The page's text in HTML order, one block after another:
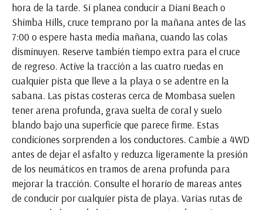
hora de la tarde. Si planea conducir a Diani Beach o
Shimba Hills, cruce temprano por la mañana antes de las
7:00 o espere hasta media mañana, cuando las colas
disminuyen. Reserve también tiempo extra para el cruce
de regreso. Active la tracción a las cuatro ruedas en
cualquier pista que lleve a la playa o se adentre en la
sabana. Las pistas costeras cerca de Mombasa suelen
tener arena profunda, grava suelta de coral y suelo
blando bajo una superficie que parece firme. Estas
condiciones sorprenden a los conductores. Cambie a 4WD
antes de dejar el asfalto y reduzca ligeramente la presión
de los neumáticos en tramos de arena profunda para
mejorar la tracción. Consulte el horario de mareas antes
de conducir por cualquier pista de playa. Varias rutas de